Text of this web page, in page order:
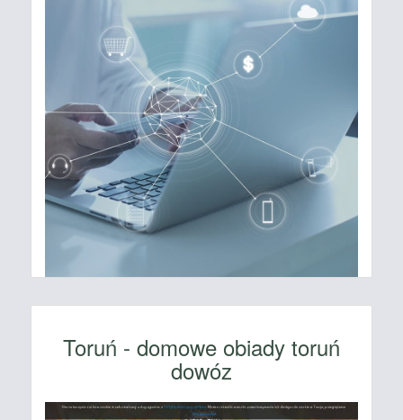
Toruń - domowe obiady toruń
dowóz